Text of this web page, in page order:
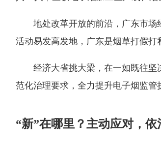
地处改革开放的前沿，广东市
活动易发高发地，广东是烟草打假打
经济大省挑大梁，在一如既往
范化治理要求，全力提升电子烟监管
“新”在哪里？主动应对，